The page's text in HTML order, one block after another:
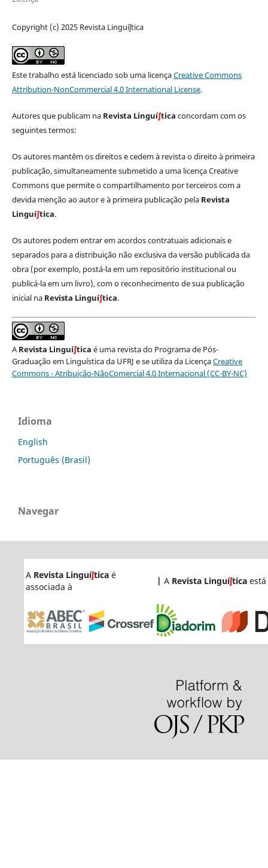
Copyright (c) 2025 Revista Linguíʃtica
Este trabalho está licenciado sob uma licençaCreative Commons
Attribution-NonCommercial 4.0 International License.
Autores que publicam na Revista Linguí∫tica concordam com os
seguintes termos:
Os autores mantêm os direitos e cedem à revista o direito à primeira
publicação, simultaneamente submetido a uma licença Creative
Commons que permite o compartilhamento por terceiros com a
devida menção ao autor e à primeira publicação pela Revista
Linguí∫tica.
Os autores podem entrar em acordos contratuais adicionais e
separados para a distribuição não exclusiva da versão publicada da
obra (por exemplo, postá-la em um repositório institucional ou
publicá-la em um livro), com o reconhecimento de sua publicação
inicial na Revista Linguí∫tica.
ARevista Linguí∫tica é uma revista do Programa de Pós-
Graduação em Linguística da UFRJ e se utiliza da LicençaCreative
Commons - Atribuição-NãoComercial 4.0 Internacional (CC-BY-NC)
Idioma
English
Português (Brasil)
Navegar
A Revista Linguíʃticaé
associada à
| A Revista Linguíʃticaestá